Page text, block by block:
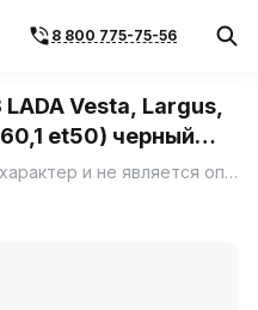
8 800 775-75-56
Vesta, Largus,
et50) черный
Фото носит ознакомительный характер и не является определяющим фактором.